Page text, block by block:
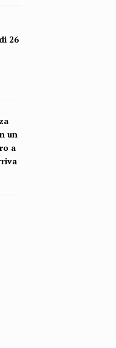
26
un
a